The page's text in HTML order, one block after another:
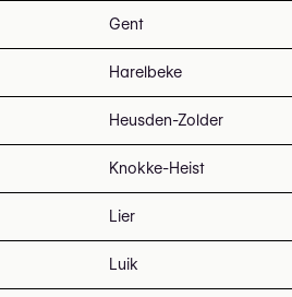
Gent
Harelbeke
Heusden-Zolder
Knokke-Heist
Lier
Luik